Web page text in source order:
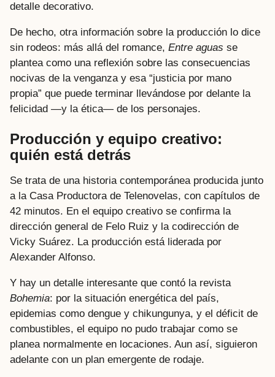
detalle decorativo.
De hecho, otra información sobre la producción lo dice
sin rodeos: más allá del romance, Entre aguas se
plantea como una reflexión sobre las consecuencias
nocivas de la venganza y esa “justicia por mano
propia” que puede terminar llevándose por delante la
felicidad —y la ética— de los personajes.
Producción y equipo creativo:
quién está detrás
Se trata de una historia contemporánea producida junto
a la Casa Productora de Telenovelas, con capítulos de
42 minutos. En el equipo creativo se confirma la
dirección general de Felo Ruiz y la codirección de
Vicky Suárez. La producción está liderada por
Alexander Alfonso.
Y hay un detalle interesante que contó la revista
Bohemia: por la situación energética del país,
epidemias como dengue y chikungunya, y el déficit de
combustibles, el equipo no pudo trabajar como se
planea normalmente en locaciones. Aun así, siguieron
adelante con un plan emergente de rodaje.